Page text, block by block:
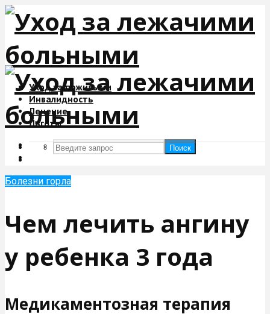
Уход за пожилыми
Инвалидность
Лечение
Льготы
Поиск
Поиск
Болезни горла
Чем лечить ангину
у ребенка 3 года
Медикаментозная терапия